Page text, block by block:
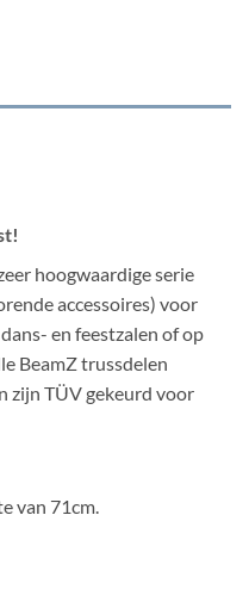
hoogwaardige serie
accessoires) voor
en feestzalen of op
BeamZ trussdelen
zijn TÜV gekeurd voor
van 71cm.